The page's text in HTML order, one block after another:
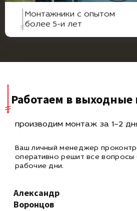
Монтажники с опытом
более 5-и лет
Работаем в
производим монтаж за 1–2
Ваш личный менеджер
оперативнорешит все вопросы
рабочие дни.
Александр
Воронцов